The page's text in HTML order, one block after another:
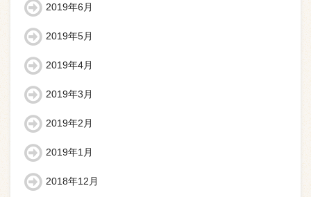
2019年6月
2019年5月
2019年4月
2019年3月
2019年2月
2019年1月
2018年12月